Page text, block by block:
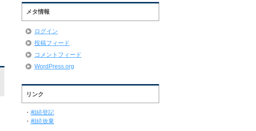
メタ情報
ログイン
投稿フィード
コメントフィード
WordPress.org
リンク
・ 相続登記
・ 相続放棄